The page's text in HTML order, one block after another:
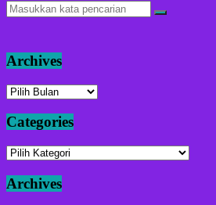
Archives
Archives
Categories
Categories
Archives